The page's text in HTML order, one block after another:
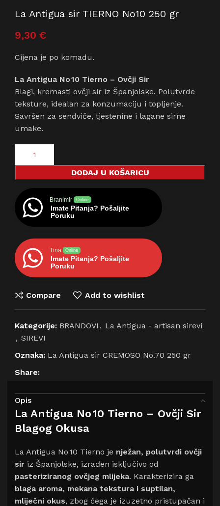
La Antigua sir TIERNO No10 250 gr
9,30 €
Cijena je po komadu.
La Antigua No 10 Tierno – Ovčji Sir
Blagi, kremasti ovčji sir iz Španjolske. Polutvrde
teksture, idealan za konzumaciju i topljenje.
Savršen za sendviče, tjestenine i lagane sirne
umake.
DODAJ U KOŠARICU
Branimir Online
Imate Pitanja? Pošaljite
Poruku
Tina Online
Imate Pitanja? Pošaljite
Poruku
Compare Add to wishlist
Kategorije: BRANDOVI , La Antigua - artisan sirevi
, SIREVI
Oznaka: La Antigua sir CREMOSO No.70 250 gr
Share:
Opis
La Antigua No 10 Tierno – Ovčji Sir
Blagog Okusa
La Antigua No 10 Tierno je nježan, polutvrdi ovčji
sir iz Španjolske, izrađen isključivo od
pasteriziranog ovčjeg mlijeka. Karakterizira ga
blaga aroma, mekana tekstura i suptilan,
mliječni okus, zbog čega je izuzetno pristupačan i